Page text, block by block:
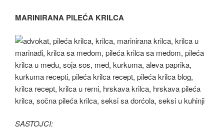
MARINIRANA PILEĆA KRILCA
SASTOJCI: